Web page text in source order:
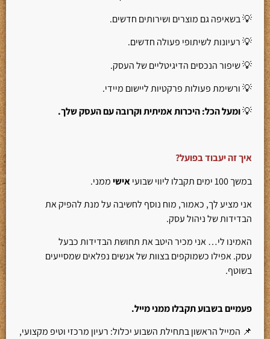
💡 בשאיפה גם מוצרים ושירותים חדשים.
💡 רעיונות לשיתופי פעולה חדשים.
💡 שיפור הנכסים הדיגיטליים של העסק.
💡 ורשימת פעולות פרקטיות ליישום מיידי.
💡ומעל הכל: היכרות אמיתית וקרובה עם העסק שלך.
איך זה יעבוד בפועל?
במשך 100 ימים תקבלו ליווי שבועי
אישיממני.
אני מציע לך, כאמור, מוח נוסף לחשיבה על מנת להפיק את
הבדידות של ניהול עסק.
האמינו לי… אני מכיר היטב את תחושת הבדידות כבעל
עסק. אפילו כשמוקפים בצוות של אנשים נפלאים שמסייעים
בשוטף.
פעמיים בשבוע תקבלו ממני מייל.
📌 המייל הראשון בתחילת השבוע יכלול: רעיון מרכזי וטיפ מקצועי,